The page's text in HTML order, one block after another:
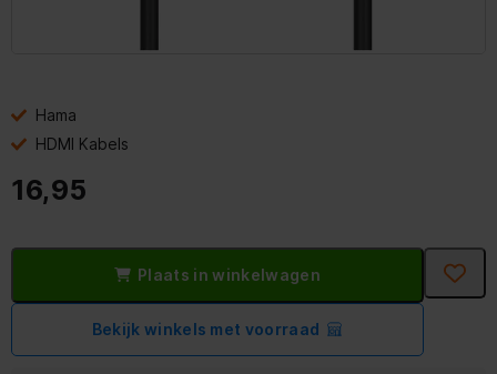
Hama
HDMI Kabels
16,95
Plaats in winkelwagen
Bekijk winkels met voorraad